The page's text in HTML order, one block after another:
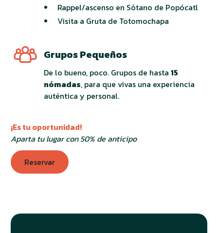
Rappel/ascenso en Sótano de Popócatl
Visita a Gruta de Totomochapa
Grupos Pequeños
De lo bueno, poco. Grupos de hasta15
nómadas, para que vivas una experiencia
auténtica y personal.
¡Es tu oportunidad!
Aparta tu lugar con 50% de anticipo
Reservar